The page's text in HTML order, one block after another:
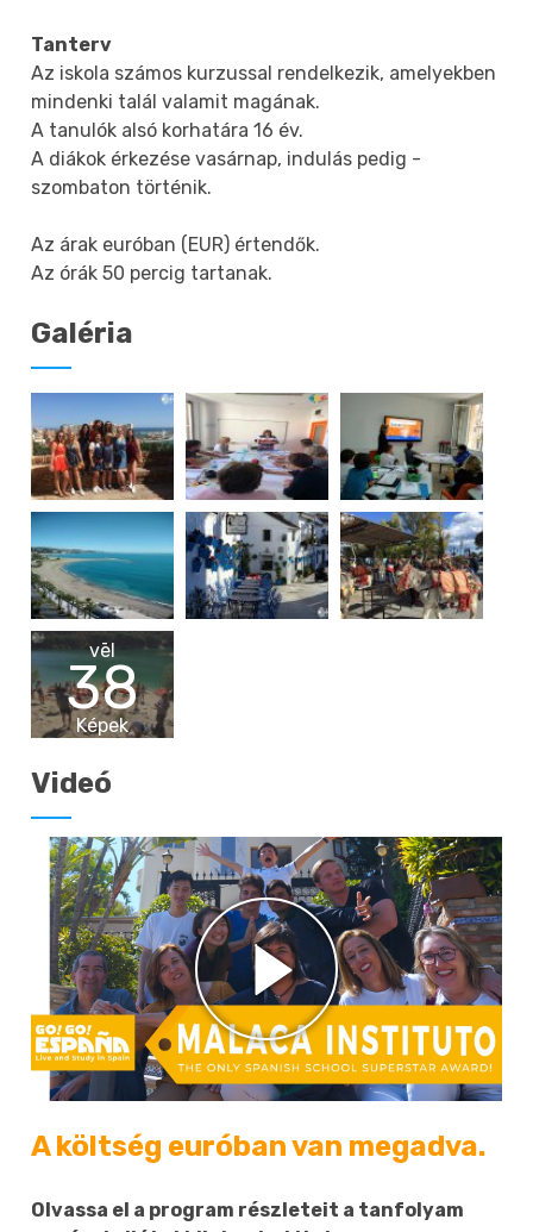
Tanterv
Az iskola számos kurzussal rendelkezik, amelyekben
mindenki talál valamit magának.
A tanulók alsó korhatára 16 év.
A diákok érkezése vasárnap, indulás pedig -
szombaton történik.
Az árak euróban (EUR) értendők.
Az órák 50 percig tartanak.
Galéria
vēl
38
Képek
Videó
A költség euróban van megadva.
Olvassa el a program részleteit a tanfolyam